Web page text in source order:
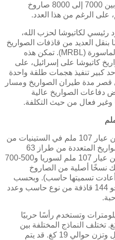
2006، قُدر أن لدى حزب الله ما بين 7000 إلى 8000 صاروخ
رئيسي لكاتيوشا لحزب الله،
قامت أيضًا بنقل العديد من قاذفات الصواريخ
(
MRBL). تمكن هذه
كاتيوشا على إسرائيل، على
كبير تنفيذ هجمات طلقة واحدة
قصر مدة طيران الصواريخ ومسار
دفاعات الصواريخ عالية
وغير فعال من حيث التكلفة.
طورت الصين صواريخ مدفعية من عيار 107 ملم في الستينيات من
القرن الماضي لمنصة إطلاق الصواريخ المتعددة من طراز 63
). باعت الصين الصواريخ من عيار 107 ملم لسوريا و500-700
نسخًا أصلية من الصاروخ
تسميتها حاسب). وبحسب
ما ورد زودت إيران حزب الله بنحو 144 قاذفة من نوع حاسب وعدد
مدى هذه الصواريخ 8-10 كيلومترات وتستخدم رأسًا حربيًا
وزنه 8 كغ. تختلف النماذج المختلفة بين
0.841 مترًا و0.92 مترًا في الطول وتزن حوالي 19 كغ. قد يتم